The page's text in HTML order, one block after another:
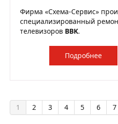
Фирма «Схема-Сервис»
специализированный
телевизоров BBK.
Подробнее
1 2 3 4 5 6 7